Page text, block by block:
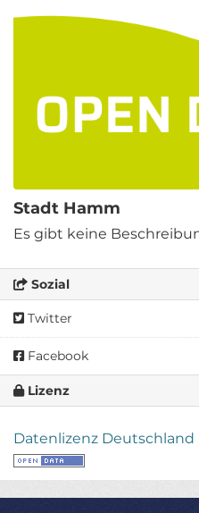
Stadt Hamm
Es gibt keine
Sozial
Twitter
Facebook
Lizenz
Datenlizenz